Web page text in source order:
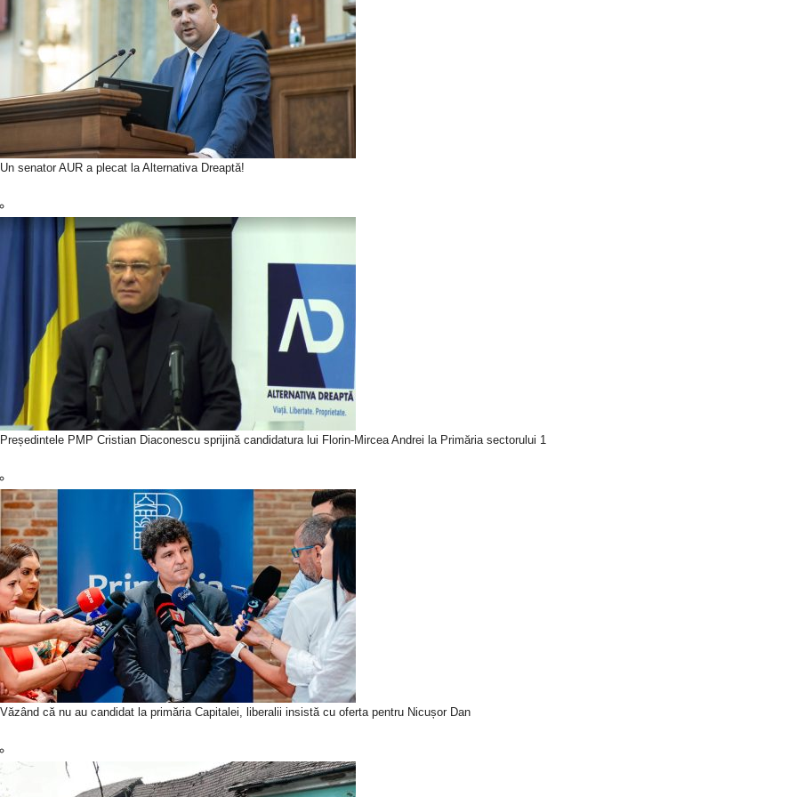
Un senator AUR a plecat la Alternativa Dreaptă!
Președintele PMP Cristian Diaconescu sprijină candidatura lui Florin-Mircea Andrei la Primăria sectorului 1
Văzând că nu au candidat la primăria Capitalei, liberalii insistă cu oferta pentru Nicușor Dan